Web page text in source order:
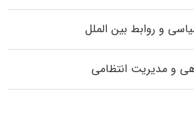
و روابط بین الملل
و مدیریت انتظامی